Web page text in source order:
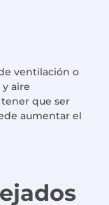
ventilación o
aire
que ser
aumentar el